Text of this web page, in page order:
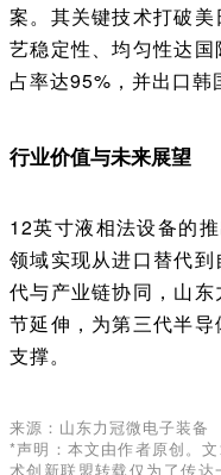
案。其关键技术打破
艺稳定性、均匀性达
占率达95%，并出口韩
行业价值与未来展望
12英寸液相法设备的
领域实现从进口替代
代与产业链协同，山
节延伸，为第三代半
支撑。
来源：山东力冠微电子装备
*声明：本文由作者原创。
术创新联盟转载仅为了传